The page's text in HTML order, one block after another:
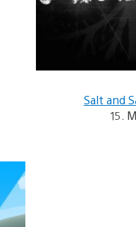
Salt and
15.